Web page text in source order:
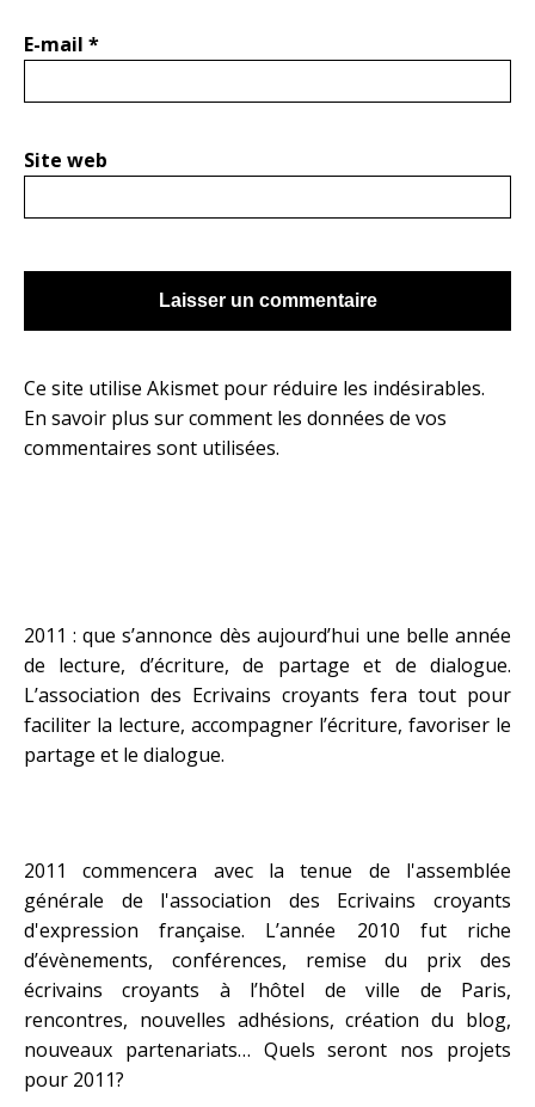
E-mail *
Site web
Ce site utilise Akismet pour réduire les indésirables.
En savoir plus sur comment les données de vos
commentaires sont utilisées.
2011 : que s’annonce dès aujourd’hui une belle année
de lecture, d’écriture, de partage et de dialogue.
L’association des Ecrivains croyants fera tout pour
faciliter la lecture, accompagner l’écriture, favoriser le
partage et le dialogue.
2011 commencera avec la tenue de l'assemblée
générale de l'association des Ecrivains croyants
d'expression française. L’année 2010 fut riche
d’évènements, conférences, remise du prix des
écrivains croyants à l’hôtel de ville de Paris,
rencontres, nouvelles adhésions, création du blog,
nouveaux partenariats… Quels seront nos projets
pour 2011?